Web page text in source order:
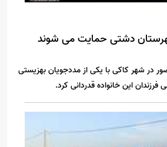
دشتی حمایت می شوند
در شهر کاکی با یکی از مددجویان بهزیستی
فرزندان این خانواده قدردانی کرد.